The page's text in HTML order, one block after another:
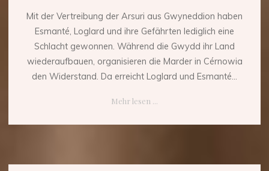
Mit der Vertreibung der Arsuri aus Gwyneddion haben
Esmanté, Loglard und ihre Gefährten lediglich eine
Schlacht gewonnen. Während die Gwydd ihr Land
wiederaufbauen, organisieren die Marder in Cérnowia
den Widerstand. Da erreicht Loglard und Esmanté...
Mehr lesen ...
Schwertmacht"